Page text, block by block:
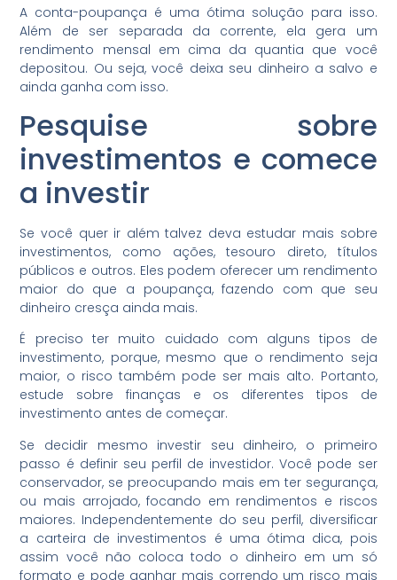
A conta-poupança é uma ótima solução para isso.
Além de ser separada da corrente, ela gera um
rendimento mensal em cima da quantia que você
depositou. Ou seja, você deixa seu dinheiro a salvo e
ainda ganha com isso.
Pesquise sobre
investimentos e comece
a investir
Se você quer ir além talvez deva estudar mais sobre
investimentos, como ações, tesouro direto, títulos
públicos e outros. Eles podem oferecer um rendimento
maior do que a poupança, fazendo com que seu
dinheiro cresça ainda mais.
É preciso ter muito cuidado com alguns tipos de
investimento, porque, mesmo que o rendimento seja
maior, o risco também pode ser mais alto. Portanto,
estude sobre finanças e os diferentes tipos de
investimento antes de começar.
Se decidir mesmo investir seu dinheiro, o primeiro
passo é definir seu perfil de investidor. Você pode ser
conservador, se preocupando mais em ter segurança,
ou mais arrojado, focando em rendimentos e riscos
maiores. Independentemente do seu perfil, diversificar
a carteira de investimentos é uma ótima dica, pois
assim você não coloca todo o dinheiro em um só
formato e pode ganhar mais correndo um risco mais